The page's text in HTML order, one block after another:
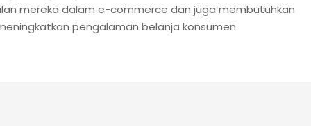
mereka dalam e-commerce dan juga membutuhkan
pengalaman belanja konsumen.